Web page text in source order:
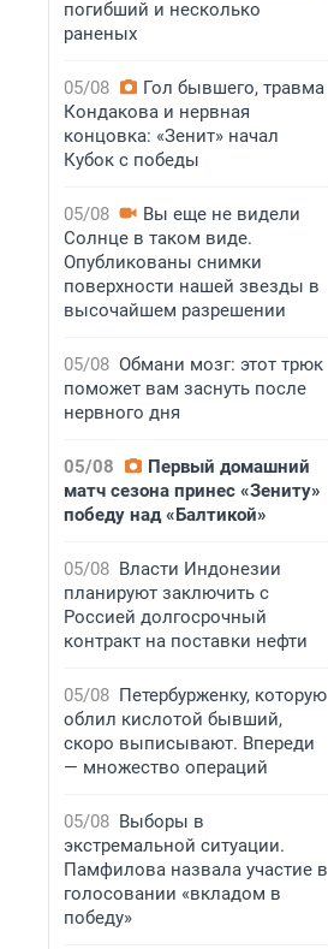
погибший и несколько
раненых
05/08
Гол бывшего, травма
Кондакова и нервная
концовка: «Зенит» начал
Кубок с победы
05/08
Вы еще не видели
Солнце в таком виде.
Опубликованы снимки
поверхности нашей звезды в
высочайшем разрешении
05/08 Обмани мозг: этот трюк
поможет вам заснуть после
нервного дня
05/08
Первый домашний
матч сезона принес «Зениту»
победу над «Балтикой»
05/08 Власти Индонезии
планируют заключить с
Россией долгосрочный
контракт на поставки нефти
05/08 Петербурженку, которую
облил кислотой бывший,
скоро выписывают. Впереди
— множество операций
05/08 Выборы в
экстремальной ситуации.
Памфилова назвала участие в
голосовании «вкладом в
победу»